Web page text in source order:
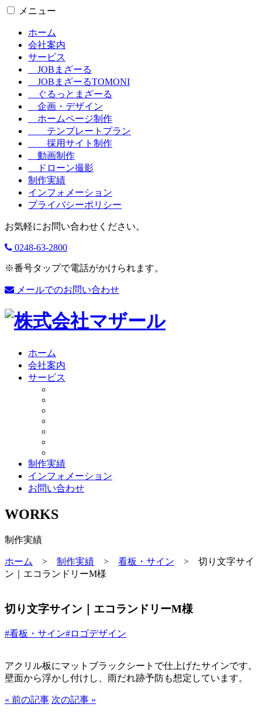
メニュー
ホーム
会社案内
サービス
JOBまざーる
JOBまざーるTOMONI
ぐるっとまざーる
企画・デザイン
ホームページ制作
テンプレートプラン
採用サイト制作
動画制作
ドローン撮影
制作実績
インフォメーション
プライバシーポリシー
お気軽にお問い合わせください。
0248-63-2800
※番号タップで電話がかけられます。
メールでのお問い合わせ
ホーム
会社案内
サービス
制作実績
インフォメーション
お問い合わせ
WORKS
制作実績
ホーム > 制作実績 > 看板・サイン > 切り文字サイ
ン｜エコランドリーM様
切り文字サイン｜エコランドリーM様
#看板・サイン#ロゴデザイン
アクリル板にマットブラックシートで仕上げたサインです。
壁面から浮かし付けし、雨だれ跡予防も想定しています。
« 前の記事 次の記事 »